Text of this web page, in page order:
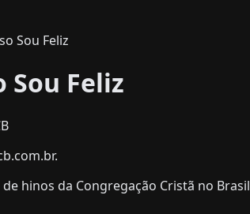
Sou Feliz
Sou Feliz
hinos da Congregação Cristã no Brasil